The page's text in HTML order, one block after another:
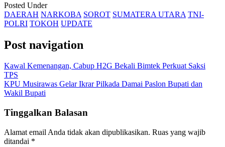
Posted Under
DAERAH NARKOBA SOROT SUMATERA UTARA TNI-
POLRI TOKOH UPDATE
Post navigation
Kawal Kemenangan, Cabup H2G Bekali Bimtek Perkuat Saksi
TPS
KPU Musirawas Gelar Ikrar Pilkada Damai Paslon Bupati dan
Wakil Bupati
Tinggalkan Balasan
Alamat email Anda tidak akan dipublikasikan. Ruas yang wajib
ditandai *